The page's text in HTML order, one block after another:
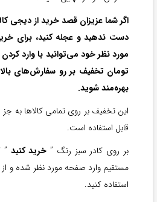
اگر شما عزیزان قصد خرید از دیجی
دست ندهید و عجله کنید، برای
بهره‌مند شوید.
این تخفیف بر روی تمامی کالاها به
قابل استفاده است.
بر روی کادر سبز رنگ ” خرید کنید ”
مستقیم وارد صفحه مورد نظر شده و
استفاده کنید.